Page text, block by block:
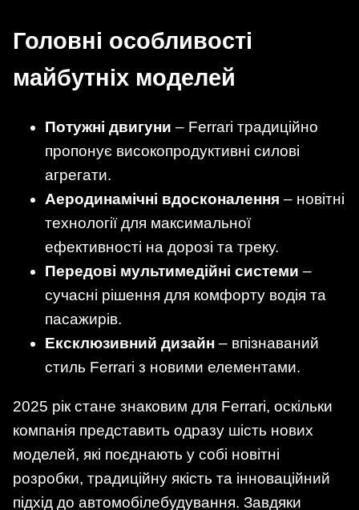
Головні особливості
майбутніх моделей
Потужні двигуни – Ferrari традиційно
пропонує високопродуктивні силові
агрегати.
Аеродинамічні вдосконалення – новітні
технології для максимальної
ефективності на дорозі та треку.
Передові мультимедійні системи –
сучасні рішення для комфорту водія та
пасажирів.
Ексклюзивний дизайн – впізнаваний
стиль Ferrari з новими елементами.
2025 рік стане знаковим для Ferrari, оскільки
компанія представить одразу шість нових
моделей, які поєднають у собі новітні
розробки, традиційну якість та інноваційний
підхід до автомобілебудування. Завдяки